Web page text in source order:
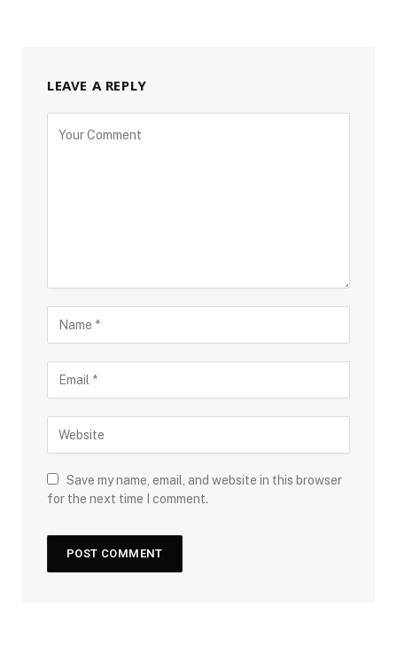
LEAVE A REPLY
Save my name, email, and website in this browser
for the next time I comment.